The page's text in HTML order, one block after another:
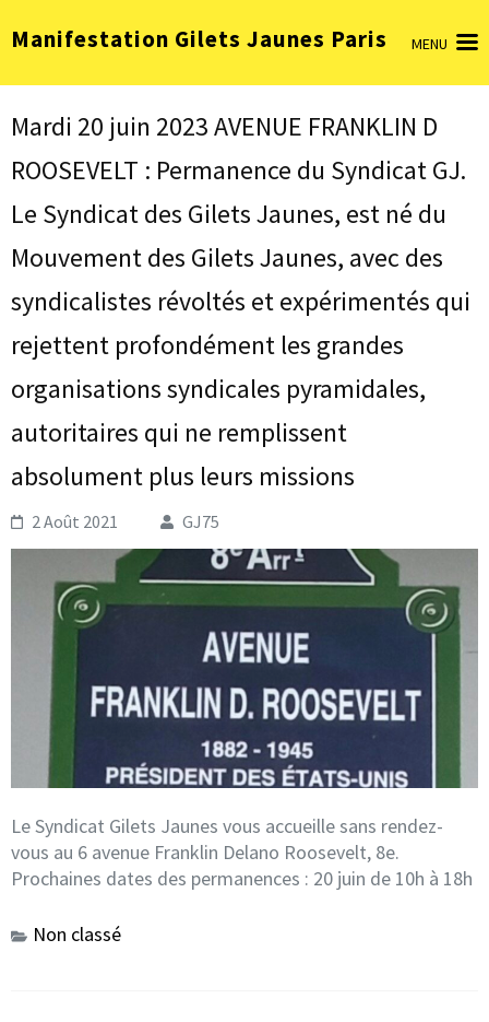
au
(Pressez
Entrée)
Manifestation Gilets Jaunes Paris MENU
Mardi 20 juin 2023 AVENUE FRANKLIN D
ROOSEVELT : Permanence du Syndicat GJ.
Le Syndicat des Gilets Jaunes, est né du
Mouvement des Gilets Jaunes, avec des
syndicalistes révoltés et expérimentés qui
rejettent profondément les grandes
organisations syndicales pyramidales,
autoritaires qui ne remplissent
absolument plus leurs missions
2 Août 2021 GJ75
Le Syndicat Gilets Jaunes vous accueille sans rendez-
vous au 6 avenue Franklin Delano Roosevelt, 8e.
Prochaines dates des permanences : 20 juin de 10h à 18h
Non classé